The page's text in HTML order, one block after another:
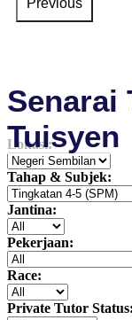
Senarai
Tuisyen
Lokasi:
Tahap & Subjek:
Jantina:
Pekerjaan:
Race:
Private Tutor Status: